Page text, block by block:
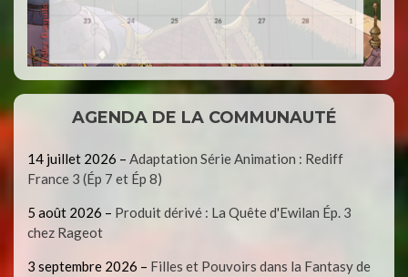
AGENDA DE LA COMMUNAUTÉ
14 juillet 2026 – Adaptation Série Animation : Rediff
France 3 (Ép 7 et Ép 8)
5 août 2026 – Produit dérivé : La Quête d'Ewilan Ép. 3
chez Rageot
3 septembre 2026 – Filles et Pouvoirs dans la Fantasy de